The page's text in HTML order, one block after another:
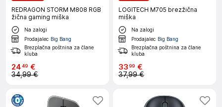
REDRAGON STORM M808 RGB
žična gaming miška
Na zalogi
Prodajalec Big Bang
Brezplačna poštnina za člane
kluba
2449 €
34,99 €
LOGITECH M705 brezžična
miška
Na zalogi
Prodajalec Big Bang
Brezplačna poštnina za člane
kluba
3399 €
37,99 €